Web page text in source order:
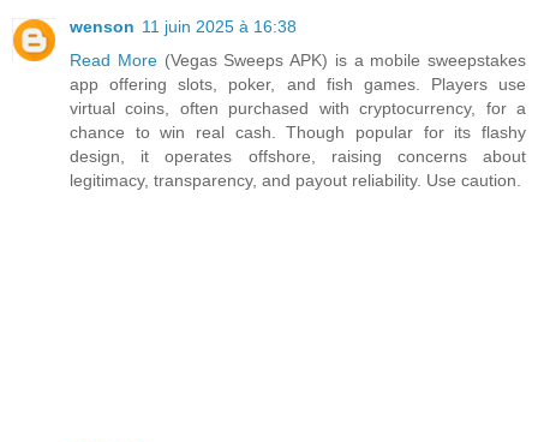
wenson 11 juin 2025 à 16:38
Read More(Vegas Sweeps APK) is a mobile sweepstakes
app offering slots, poker, and fish games. Players use
virtual coins, often purchased with cryptocurrency, for a
chance to win real cash. Though popular for its flashy
design, it operates offshore, raising concerns about
legitimacy, transparency, and payout reliability. Use caution.